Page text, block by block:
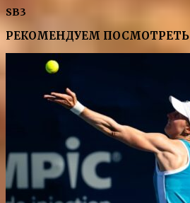
SB3
РЕКОМЕНДУЕМ ПОСМОТРЕТЬ